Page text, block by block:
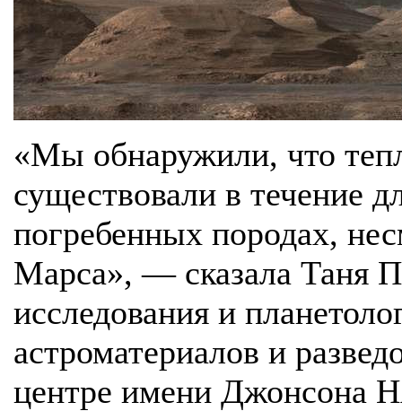
«Мы обнаружили, что
существовали в течение
погребенных породах,
Марса», — сказала Таня
исследования и
астроматериалов и
центре имени Джонсона